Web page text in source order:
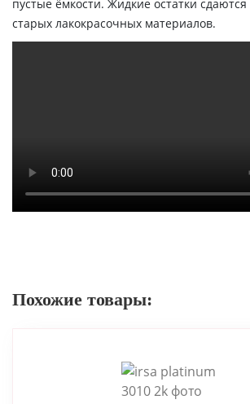
пустые ёмкости. Жидкие остатки
старых лакокрасочных материалов.
Похожие товары: